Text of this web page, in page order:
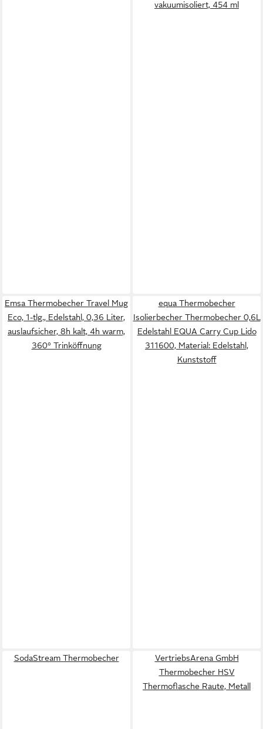
vakuumisoliert, 454 ml
Emsa Thermobecher Travel Mug
Eco, 1-tlg., Edelstahl, 0,36 Liter,
auslaufsicher, 8h kalt, 4h warm,
360° Trinköffnung
equa Thermobecher
Isolierbecher Thermobecher 0,6L
Edelstahl EQUA Carry Cup Lido
311600, Material: Edelstahl,
Kunststoff
SodaStream Thermobecher
VertriebsArena GmbH
Thermobecher HSV
Thermoflasche Raute, Metall